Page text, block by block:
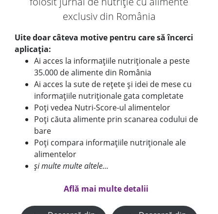
exclusiv din România
Uite doar câteva motive pentru care să încerci
aplicația:
Ai acces la informațiile nutriționale a peste
35.000 de alimente din România
Ai acces la sute de rețete și idei de mese cu
informațiile nutriționale gata completate
Poți vedea Nutri-Score-ul alimentelor
Poți căuta alimente prin scanarea codului de
bare
Poți compara informațiile nutriționale ale
alimentelor
și multe multe altele...
Află mai multe detalii